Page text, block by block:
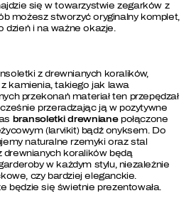
się w towarzystwie zegarków z
możesz stworzyć oryginalny komplet,
dzień i na ważne okazje.
z drewnianych koralików,
kamienia, takiego jak lawa
przekonań materiał ten przepędzał
przeradzając ją w pozytywne
bransoletki drewnianepołączone
(larvikit) bądź onyksem. Do
naturalne rzemyki oraz stal
drewnianych koralików będą
w każdym stylu, niezależnie
czy bardziej eleganckie.
będzie się świetnie prezentowała.